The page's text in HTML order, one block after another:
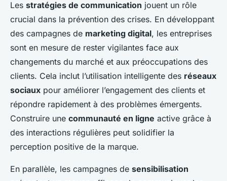
Les stratégies de communication jouent un rôle
crucial dans la prévention des crises. En développant
des campagnes de marketing digital, les entreprises
sont en mesure de rester vigilantes face aux
changements du marché et aux préoccupations des
clients. Cela inclut l’utilisation intelligente des réseaux
sociaux pour améliorer l’engagement des clients et
répondre rapidement à des problèmes émergents.
Construire une communauté en ligne active grâce à
des interactions régulières peut solidifier la
perception positive de la marque.
En parallèle, les campagnes de sensibilisation